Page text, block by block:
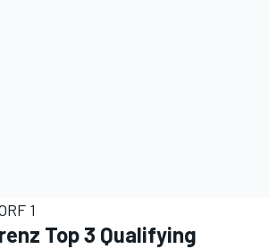
1
Top 3 Qualifying